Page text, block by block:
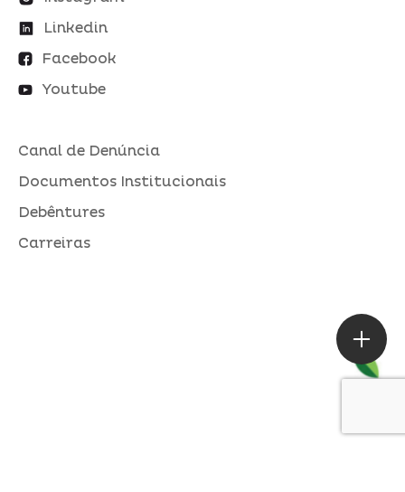
Linkedin
Facebook
Youtube
Canal de Denúncia
Documentos Institucionais
Debêntures
Carreiras